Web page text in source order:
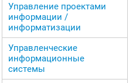
Управление проектами
информации /
информатизации
Управленческие
информационные
системы